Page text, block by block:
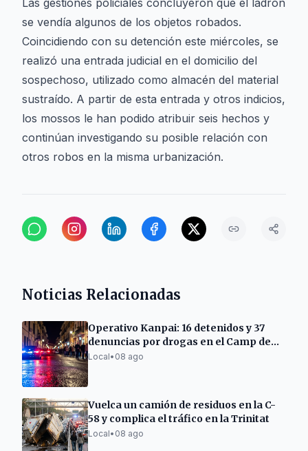
Las gestiones policiales concluyeron que el ladrón
se vendía algunos de los objetos robados.
Coincidiendo con su detención este miércoles, se
realizó una entrada judicial en el domicilio del
sospechoso, utilizado como almacén del material
sustraído. A partir de esta entrada y otros indicios,
los mossos le han podido atribuir seis hechos y
continúan investigando su posible relación con
otros robos en la misma urbanización.
Noticias Relacionadas
Operativo Kanpai: 16 detenidos y 37
denuncias por drogas en el Camp de
Tarragona
Local• 08 ago
Vuelca un camión de residuos en la C-
58 y complica el tráfico en la Trinitat
Local• 08 ago